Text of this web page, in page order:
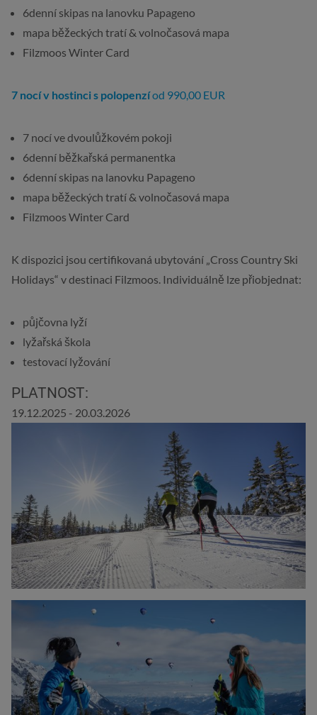
6denní skipas na lanovku Papageno
mapa běžeckých tratí & volnočasová mapa
Filzmoos Winter Card
7 nocí v hostinci s polopenzíod 990,00 EUR
7 nocí ve dvoulůžkovém pokoji
6denní běžkařská permanentka
6denní skipas na lanovku Papageno
mapa běžeckých tratí & volnočasová mapa
Filzmoos Winter Card
K dispozici jsou certifikovaná ubytování „Cross Country Ski
Holidays“ v destinaci Filzmoos. Individuálně lze přiobjednat:
půjčovna lyží
lyžařská škola
testovací lyžování
PLATNOST:
19.12.2025 - 20.03.2026